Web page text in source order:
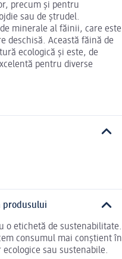
precum și pentru
sau de ștrudel.
minerale al făinii, care este
deschisă. Această făină de
ecologică și este, de
pentru diverse
produsului
o etichetă de sustenabilitate.
consumul mai conștient în
sau sustenabile.